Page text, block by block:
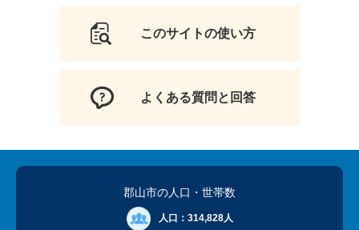
このサイトの使い方
よくある質問と回答
郡山市の人口 ・世帯数
人口： 314,828人